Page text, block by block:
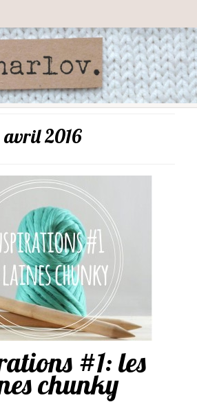
avril 2016
#1: les
chunky